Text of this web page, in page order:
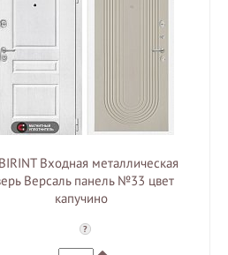
Входная металлическая
Версаль панель №33 цвет
капучино
?